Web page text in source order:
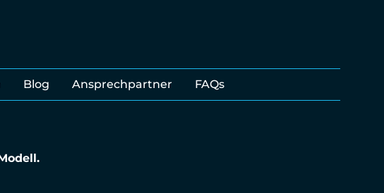
Blog Ansprechpartner FAQs